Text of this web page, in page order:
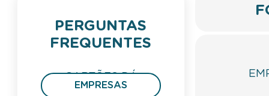
PERGUNTAS
FREQUENTES
CARTÕES DÁ
PRESENTE
EMPRESAS